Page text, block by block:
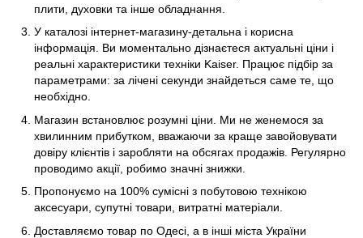
плити, духовки та інше обладнання.
У каталозі інтернет-магазину-детальна і корисна
інформація. Ви моментально дізнаєтеся актуальні ціни і
реальні характеристики техніки Kaiser. Працює підбір за
параметрами: за лічені секунди знайдеться саме те, що
необхідно.
Магазин встановлює розумні ціни. Ми не женемося за
хвилинним прибутком, вважаючи за краще завойовувати
довіру клієнтів і заробляти на обсягах продажів. Регулярно
проводимо акції, робимо значні знижки.
Пропонуємо на 100% сумісні з побутовою технікою
аксесуари, супутні товари, витратні матеріали.
Доставляємо товар по Одесі, а в інші міста України